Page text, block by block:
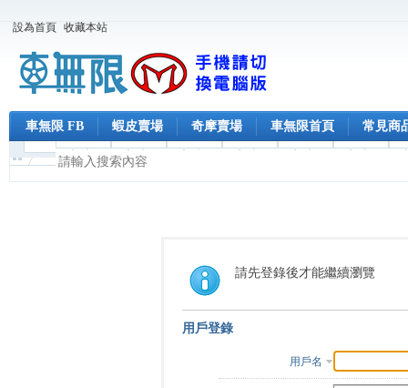
設為首頁 收藏本站
車無限 FB 蝦皮賣場 奇摩賣場 車無限首頁 常見商
請先登錄後才能繼續瀏覽
用戶登錄
用戶名